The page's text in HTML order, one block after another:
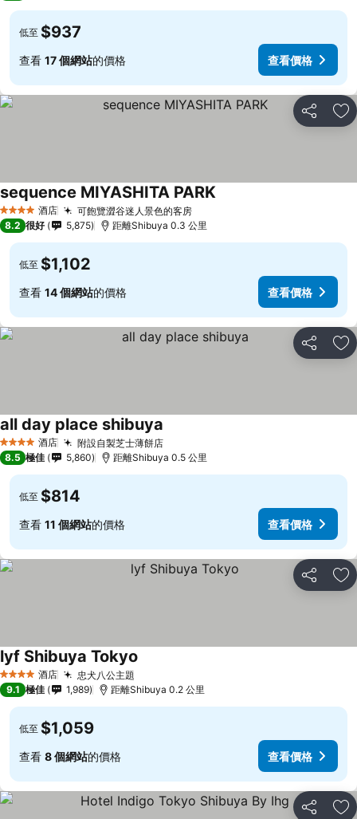
低至 $937
查看 17 個網站的價格 查看價格
分享 放
4 星級 酒店 可飽覽澀谷迷人景色的客房
sequence MIYASHITA PARK
8.2 很好 5,875 距離Shibuya 0.3 公里
低至 $1,102
查看 14 個網站的價格 查看價格
分享 放
4 星級 酒店 附設自製芝士薄餅店
all day place shibuya
8.5 極佳 5,860 距離Shibuya 0.5 公里
低至 $814
查看 11 個網站的價格 查看價格
分享 放
4 星級 酒店 忠犬八公主題
lyf Shibuya Tokyo
9.1 極佳 1,989 距離Shibuya 0.2 公里
低至 $1,059
查看 8 個網站的價格 查看價格
分享 放